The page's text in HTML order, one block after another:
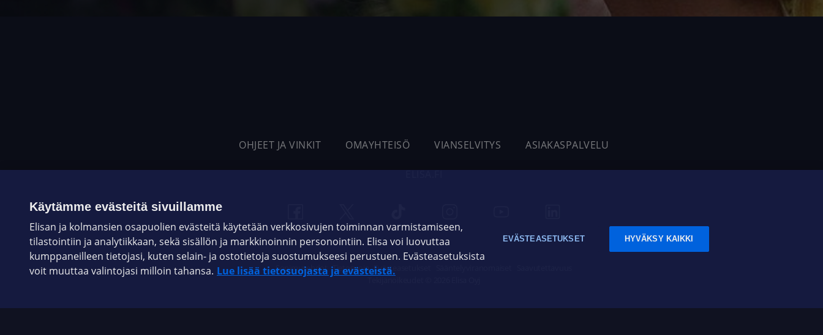
OHJEET JA VINKIT OMAYHTEISÖ VIANSELVITYS ASIAKASPALVELU
Sopimusehdot Tietosuoja Evästeasetukset
Käytämme evästeitä sivuillamme
Elisan ja kolmansien osapuolien evästeitä käytetään verkkosivujen toiminnan varmistamiseen,
tilastointiin ja analytiikkaan, sekä sisällön ja markkinoinnin personointiin. Elisa voi luovuttaa
kumppaneilleen tietojasi, kuten selain- ja ostotietoja suostumukseesi perustuen. Evästeasetuksista
voit muuttaa valintojasi milloin tahansa. Lue lisää tietosuojasta ja evästeistä.
EVÄSTEASETUKSET HYVÄKSY KAIKKI